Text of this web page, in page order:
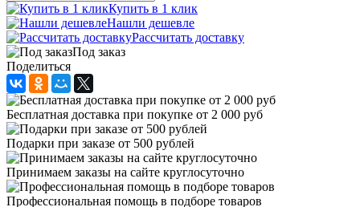
Купить в 1 клик
Нашли дешевле
Рассчитать доставку
Под заказ
Поделиться
Бесплатная доставка при покупке от 2 000 руб
Подарки при заказе от 500 рублей
Принимаем заказы на сайте круглосуточно
Профессиональная помощь в подборе товаров